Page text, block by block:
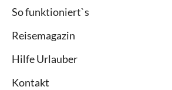
So funktioniert`s
Reisemagazin
Hilfe Urlauber
Kontakt